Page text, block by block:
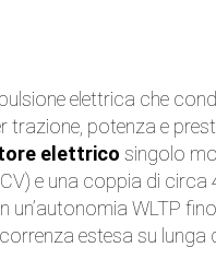
elettrica che
trazione, potenza e
elettrico singolo
e una coppia di circa
WLTP
estesa su